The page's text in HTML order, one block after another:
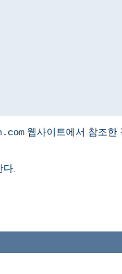
웹사이트에서 참조한
.